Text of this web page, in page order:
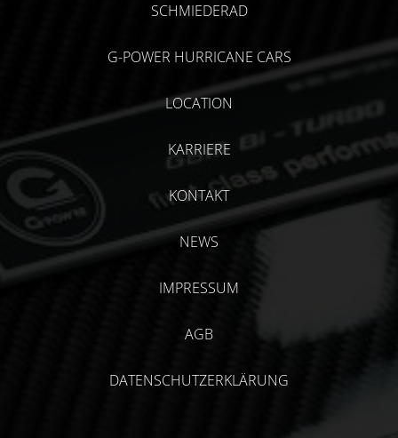
SCHMIEDERAD
G-POWER HURRICANE CARS
LOCATION
KARRIERE
KONTAKT
NEWS
IMPRESSUM
AGB
DATENSCHUTZERKLÄRUNG